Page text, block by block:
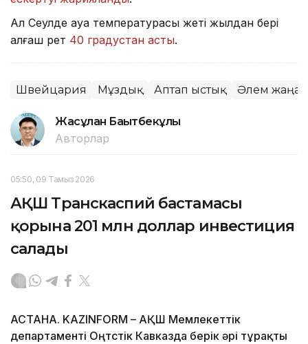
Ал Сеулде ауа температурасы жеті жылдан бері
алғаш рет 40 градустан асты.
Швейцария Мұздық Аптап ыстық Әлем
Жасұлан Бақытбекұлы
Авторлар
05:50, 09 Тамыз 2026
АҚШ Транскаспий бастамасы
қорына 201 млн доллар инвестиция
салады
АСТАНА. KAZINFORM – АҚШ Мемлекеттік
департаменті Оңтүстік Кавказда берік әрі тұрақты